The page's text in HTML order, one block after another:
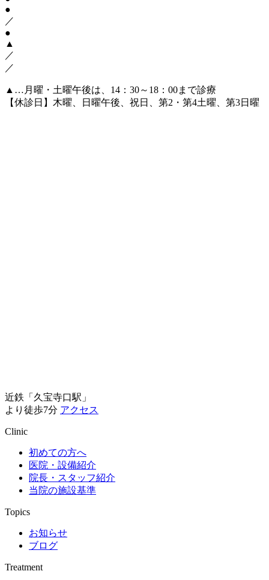
●
／
●
▲
／
／
▲ …月曜・土曜午後は、14：30～18：00まで診療
【休診日】木曜、日曜午後、祝日、第2・第4土曜、第3日曜
近鉄「久宝寺口駅」
より徒歩7分 アクセス
Clinic
初めての方へ
医院・設備紹介
院長・スタッフ紹介
当院の施設基準
Topics
お知らせ
ブログ
Treatment